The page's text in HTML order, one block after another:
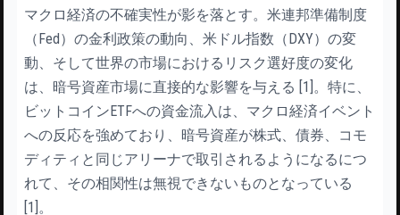
マクロ経済の不確実性が影を落とす。米連邦準備制度
（Fed）の金利政策の動向、米ドル指数（DXY）の変
動、そして世界の市場におけるリスク選好度の変化
は、暗号資産市場に直接的な影響を与える [1]。特に、
ビットコインETFへの資金流入は、マクロ経済イベント
への反応を強めており、暗号資産が株式、債券、コモ
ディティと同じアリーナで取引されるようになるにつ
れて、その相関性は無視できないものとなっている
[1]。